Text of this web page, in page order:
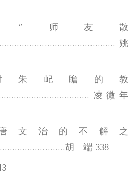
”师友散
姚
朱屺瞻的教
凌微年
文治的不解之
胡 端 338